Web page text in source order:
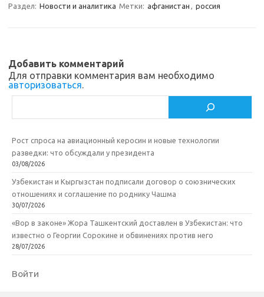
s
i
k
b
k
р
и
т
Раздел: Новости и аналитика Метки: афганистан россия
Добавить комментарий
Для отправки комментария вам необходимо
авторизоваться.
Рост спроса на авиационный керосин и новые технологии
разведки: что обсуждали у президента
03/08/2026
Узбекистан и Кыргызстан подписали договор о союзнических
отношениях и соглашение по роднику Чашма
30/07/2026
«Вор в законе» Жора Ташкентский доставлен в Узбекистан: что
известно о Георгии Сорокине и обвинениях против него
28/07/2026
Войти